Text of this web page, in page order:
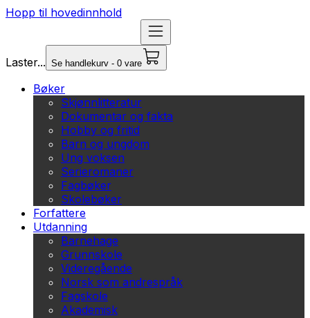
Hopp til hovedinnhold
Laster... Se handlekurv - 0 vare
Bøker
Skjønnlitteratur
Dokumentar og fakta
Hobby og fritid
Barn og ungdom
Ung voksen
Serieromaner
Fagbøker
Skolebøker
Forfattere
Utdanning
Barnehage
Grunnskole
Videregående
Norsk som andrespråk
Fagskole
Akademisk